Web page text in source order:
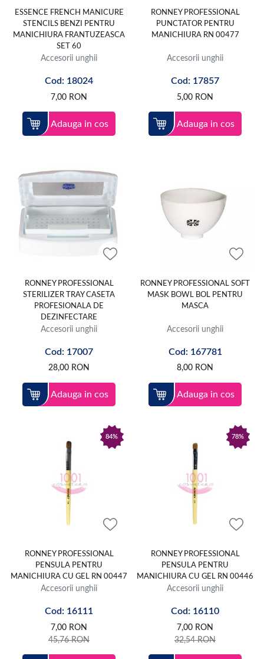
ESSENCE FRENCH MANICURE
STENCILS BENZI PENTRU
MANICHIURA FRANTUZEASCA
SET 60
Accesorii unghii
Cod: 18024
7,00 RON
Adauga in cos
RONNEY PROFESSIONAL
PUNCTATOR PENTRU
MANICHIURA RN 00477
Accesorii unghii
Cod: 17857
5,00 RON
Adauga in cos
RONNEY PROFESSIONAL
STERILIZER TRAY CASETA
PROFESIONALA DE
DEZINFECTARE
Accesorii unghii
Cod: 17007
28,00 RON
Adauga in cos
RONNEY PROFESSIONAL SOFT
MASK BOWL BOL PENTRU
MASCA
Accesorii unghii
Cod: 167781
8,00 RON
Adauga in cos
84%
RONNEY PROFESSIONAL
PENSULA PENTRU
MANICHIURA CU GEL RN 00447
Accesorii unghii
Cod: 16111
7,00 RON
45,76RON
78%
RONNEY PROFESSIONAL
PENSULA PENTRU
MANICHIURA CU GEL RN 00446
Accesorii unghii
Cod: 16110
7,00 RON
32,54RON